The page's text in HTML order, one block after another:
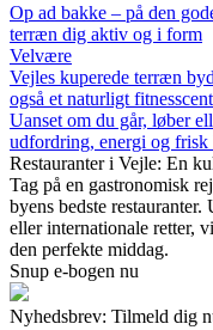
Op ad bakke – på den
terræn dig aktiv og i form
Velvære
Vejles kuperede terræn
også et naturligt
Uanset om du går, løber
udfordring, energi og
Restauranter i Vejle: En
Tag på en gastronomisk
byens bedste
eller internationale retter,
den perfekte middag.
Snup e-bogen nu
Nyhedsbrev: Tilmeld dig